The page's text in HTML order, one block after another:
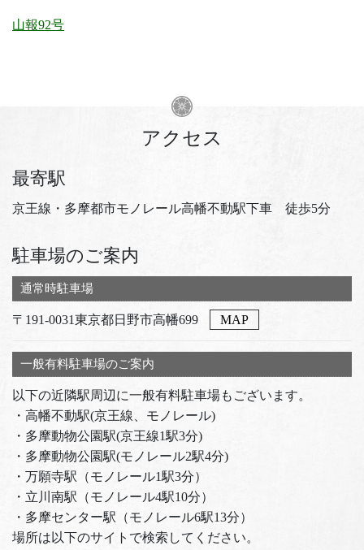
山報92号
アクセス
最寄駅
京王線・多摩都市モノレール高幡不動駅下車 徒歩5分
駐車場のご案内
通常時駐車場
〒191-0031東京都日野市高幡699 MAP
一般有料駐車場のご案内
以下の近隣駅周辺に一般有料駐車場もございます。
・高幡不動駅(京王線、モノレール)
・多摩動物公園駅(京王線1駅3分)
・多摩動物公園駅(モノレール2駅4分)
・万願寺駅（モノレール1駅3分）
・立川南駅（モノレール4駅10分）
・多摩センター駅（モノレール6駅13分）
場所は以下のサイトで検索してください。